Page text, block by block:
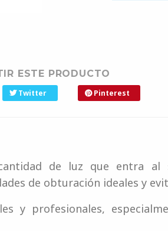
ESTE PRODUCTO
Twitter Pinterest
de luz que entra
de obturación ideales y
y profesionales,